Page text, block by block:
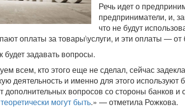
Речь идет о
предприниматели, и,
что не будут
оплаты за товары\услуги, и эти оплаты —
будет задавать вопросы.
всем, кто этого еще не сделал, сейчас
деятельность и именно для этого используют
дополнительных вопросов со стороны банков и
могут быть.» — отметила Рожкова.